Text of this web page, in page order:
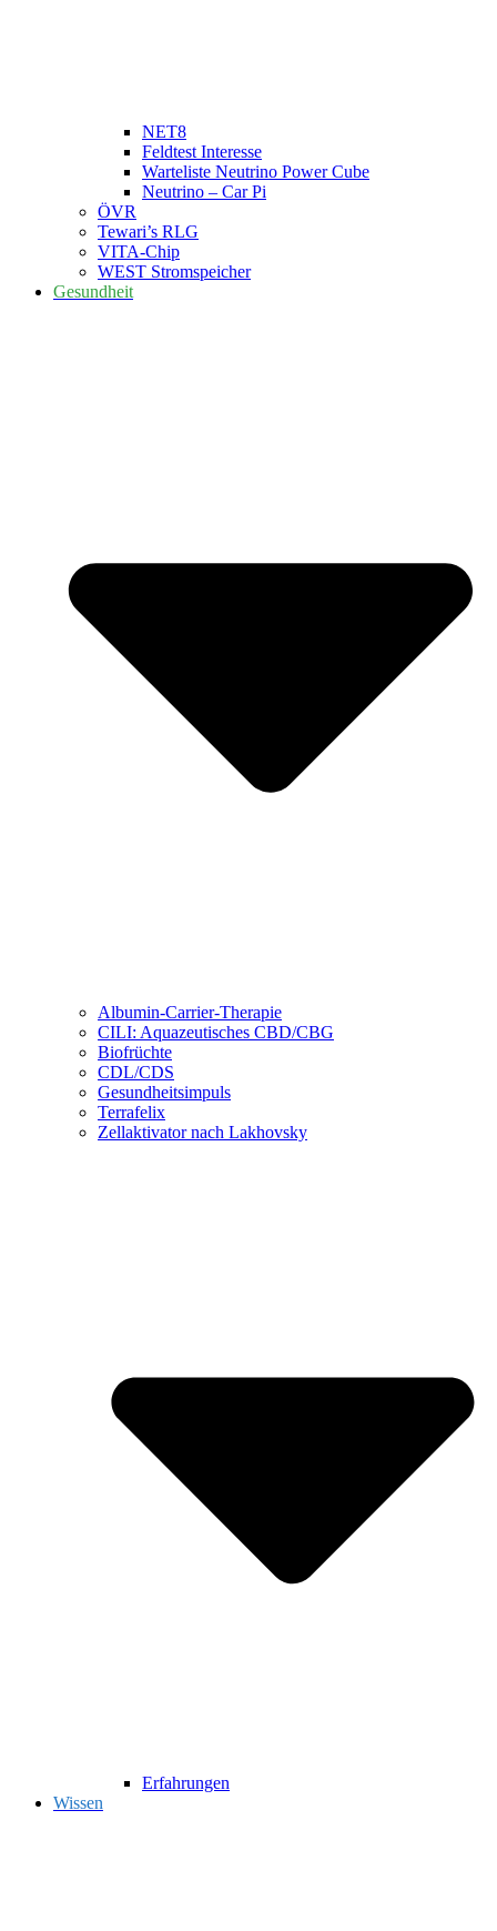
NET8
Feldtest Interesse
Warteliste Neutrino Power Cube
Neutrino – Car Pi
ÖVR
Tewari’s RLG
VITA-Chip
WEST Stromspeicher
Gesundheit
Albumin-Carrier-Therapie
CILI: Aquazeutisches CBD/CBG
Biofrüchte
CDL/CDS
Gesundheitsimpuls
Terrafelix
Zellaktivator nach Lakhovsky
Erfahrungen
Wissen